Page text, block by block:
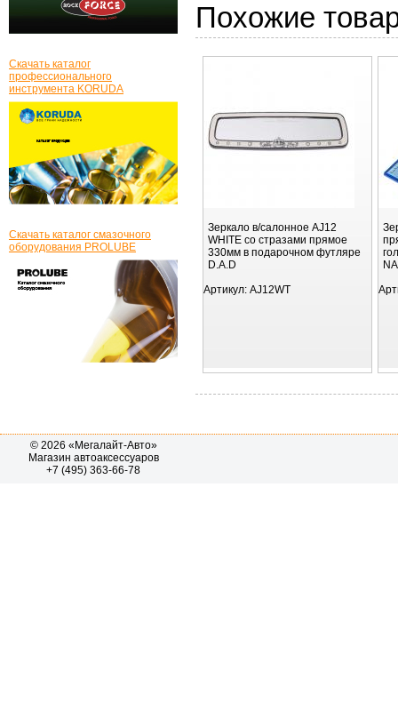
Похожие
Зеркало в/салонное AJ12
WHITE со стразами прямое
330мм в подарочном футляре
D.A.D
Артикул: AJ12WT
Скачать каталог
профессионального
инструмента KORUDA
Скачать каталог смазочного
оборудования PROLUBE
© 2026 «Мегалайт-Авто»
Магазин автоаксессуаров
+7 (495) 363-66-78